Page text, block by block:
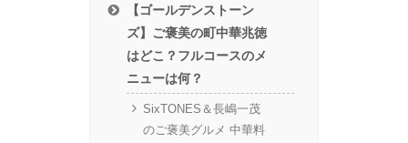
【ゴールデンストーン
ズ】ご褒美の町中華兆徳
はどこ？フルコースのメ
ニューは何？
SixTONES＆長嶋一茂
のご褒美グルメ 中華料